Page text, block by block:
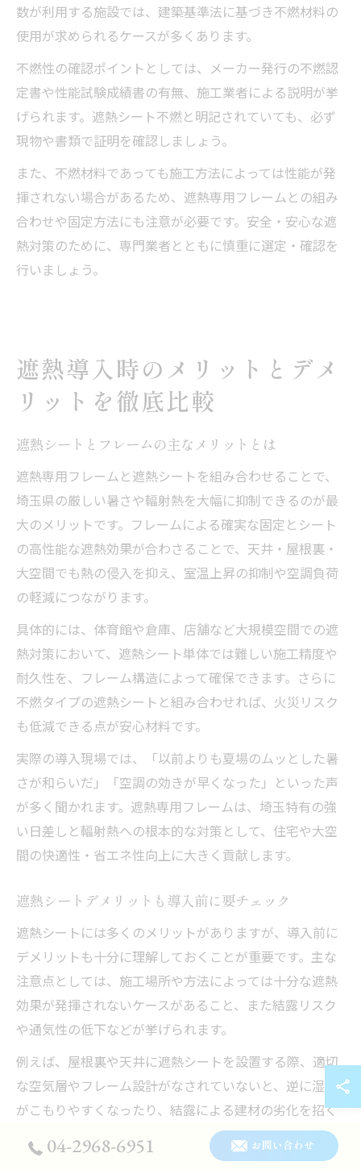
数が利用する施設では、建築基準法に基づき不燃材料の
使用が求められるケースが多くあります。
不燃性の確認ポイントとしては、メーカー発行の不燃認
定書や性能試験成績書の有無、施工業者による説明が挙
げられます。遮熱シート不燃と明記されていても、必ず
現物や書類で証明を確認しましょう。
また、不燃材料であっても施工方法によっては性能が発
揮されない場合があるため、遮熱専用フレームとの組み
合わせや固定方法にも注意が必要です。安全・安心な遮
熱対策のために、専門業者とともに慎重に選定・確認を
行いましょう。
遮熱導入時のメリットとデメ
リットを徹底比較
遮熱シートとフレームの主なメリットとは
遮熱専用フレームと遮熱シートを組み合わせることで、
埼玉県の厳しい暑さや輻射熱を大幅に抑制できるのが最
大のメリットです。フレームによる確実な固定とシート
の高性能な遮熱効果が合わさることで、天井・屋根裏・
大空間でも熱の侵入を抑え、室温上昇の抑制や空調負荷
の軽減につながります。
具体的には、体育館や倉庫、店舗など大規模空間での遮
熱対策において、遮熱シート単体では難しい施工精度や
耐久性を、フレーム構造によって確保できます。さらに
不燃タイプの遮熱シートと組み合わせれば、火災リスク
も低減できる点が安心材料です。
実際の導入現場では、「以前よりも夏場のムッとした暑
さが和らいだ」「空調の効きが早くなった」といった声
が多く聞かれます。遮熱専用フレームは、埼玉特有の強
い日差しと輻射熱への根本的な対策として、住宅や大空
間の快適性・省エネ性向上に大きく貢献します。
遮熱シートデメリットも導入前に要チェック
遮熱シートには多くのメリットがありますが、導入前に
デメリットも十分に理解しておくことが重要です。主な
注意点としては、施工場所や方法によっては十分な遮熱
効果が発揮されないケースがあること、また結露リスク
や通気性の低下などが挙げられます。
例えば、屋根裏や天井に遮熱シートを設置する際、適切
な空気層やフレーム設計がなされていないと、逆に湿気
がこもりやすくなったり、結露による建材の劣化を招く
こともあります。特に埼玉県のような蒸し暑い気候で
は、施工時に通気性や断熱材とのバランスに注意が必要
04-2968-6951 お問い合わせ